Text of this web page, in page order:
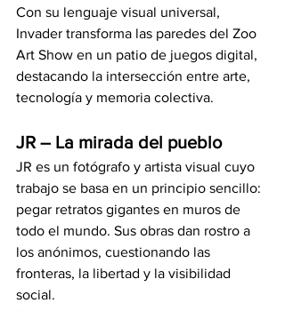
Con su lenguaje visual universal,
Invader transforma las paredes del Zoo
Art Show en un patio de juegos digital,
destacando la intersección entre arte,
tecnología y memoria colectiva.
JR – La mirada del pueblo
JR es un fotógrafo y artista visual cuyo
trabajo se basa en un principio sencillo:
pegar retratos gigantes en muros de
todo el mundo. Sus obras dan rostro a
los anónimos, cuestionando las
fronteras, la libertad y la visibilidad
social.